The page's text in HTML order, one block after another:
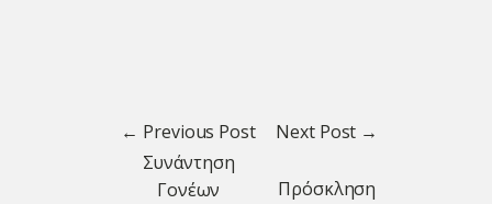
← Previous Post
Συνάντηση
Γονέων
Next Post →
Πρόσκληση